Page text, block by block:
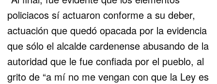
policiacos sí actuaron conforme a su deber,
actuación que quedó opacada por la evidencia
que sólo el alcalde cardenense abusando de la
autoridad que le fue confiada por el pueblo, al
grito de “a mí no me vengan con que la Ley es